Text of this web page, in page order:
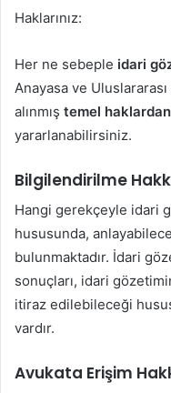
Haklarınız:
Her ne sebeple idari
Anayasa ve
alınmış temel
yararlanabilirsiniz.
Bilgilendirilme
Hangi gerekçeyle idari
hususunda,
bulunmaktadır. İdari
sonuçları, idari
itiraz edilebileceği
vardır.
Avukata Erişim